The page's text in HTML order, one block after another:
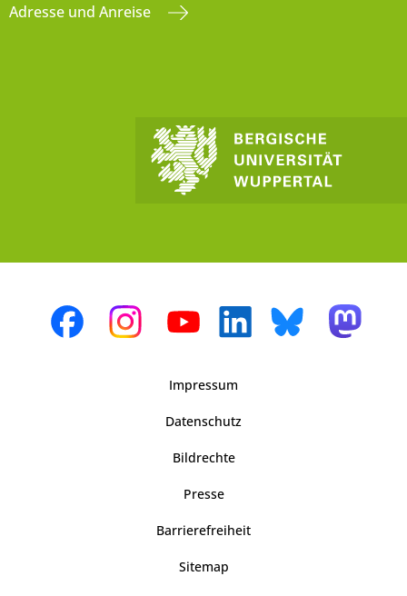
Adresse und Anreise
Impressum
Datenschutz
Bildrechte
Presse
Barrierefreiheit
Sitemap